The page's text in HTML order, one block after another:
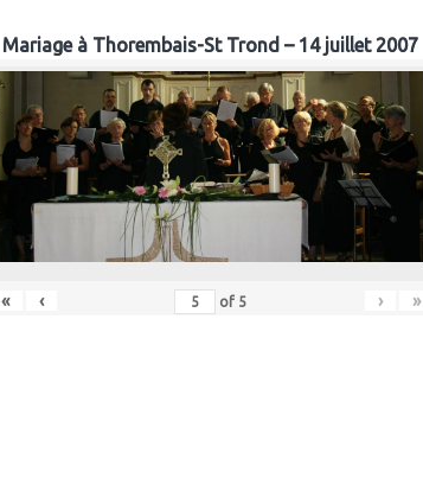
Mariage à Thorembais-St Trond – 14 juillet 2007
« ‹ of 5 › »